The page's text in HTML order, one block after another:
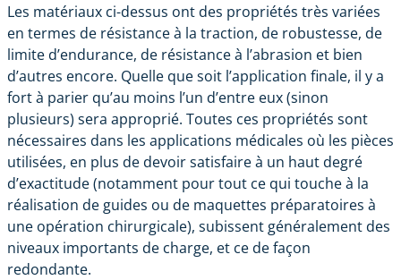
Les matériaux ci-dessus ont des propriétés très variées
en termes de résistance à la traction, de robustesse, de
limite d’endurance, de résistance à l’abrasion et bien
d’autres encore. Quelle que soit l’application finale, il y a
fort à parier qu’au moins l’un d’entre eux (sinon
plusieurs) sera approprié. Toutes ces propriétés sont
nécessaires dans les applications médicales où les pièces
utilisées, en plus de devoir satisfaire à un haut degré
d’exactitude (notamment pour tout ce qui touche à la
réalisation de guides ou de maquettes préparatoires à
une opération chirurgicale), subissent généralement des
niveaux importants de charge, et ce de façon
redondante.